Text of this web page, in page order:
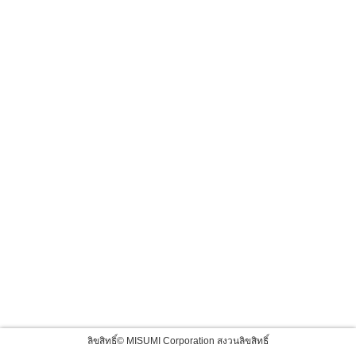
ลิขสิทธิ์© MISUMI Corporation สงวนลิขสิทธิ์